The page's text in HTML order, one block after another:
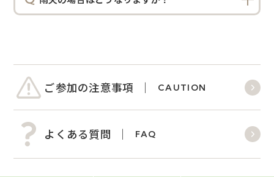
ご参加の注意事項 CAUTION
よくある質問 FAQ